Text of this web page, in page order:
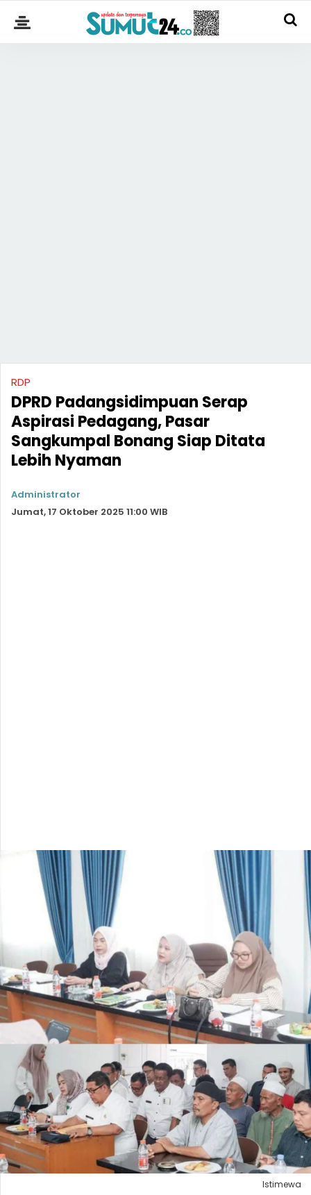
RDP
DPRD Padangsidimpuan Serap
Aspirasi Pedagang, Pasar
Sangkumpal Bonang Siap Ditata
Lebih Nyaman
Administrator
Jumat, 17 Oktober 2025 11:00 WIB
Istimewa